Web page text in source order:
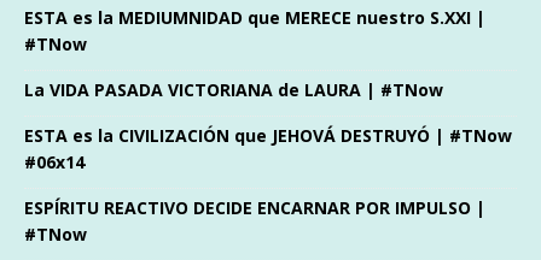
ESTA es la MEDIUMNIDAD que MERECE nuestro S.XXI |
#TNow
La VIDA PASADA VICTORIANA de LAURA | #TNow
ESTA es la CIVILIZACIÓN que JEHOVÁ DESTRUYÓ | #TNow
#06x14
ESPÍRITU REACTIVO DECIDE ENCARNAR POR IMPULSO |
#TNow